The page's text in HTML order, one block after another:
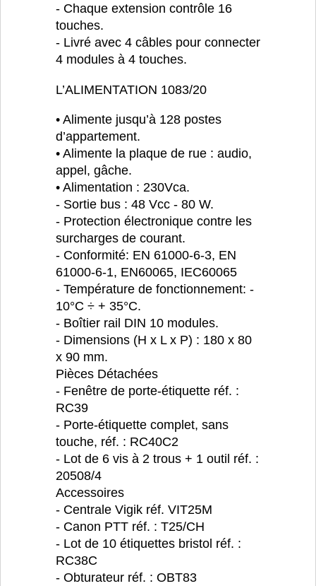
- Chaque extension contrôle 16
touches.
- Livré avec 4 câbles pour connecter
4 modules à 4 touches.
L’ALIMENTATION 1083/20
• Alimente jusqu’à 128 postes
d’appartement.
• Alimente la plaque de rue : audio,
appel, gâche.
• Alimentation : 230Vca.
- Sortie bus : 48 Vcc - 80 W.
- Protection électronique contre les
surcharges de courant.
- Conformité: EN 61000-6-3, EN
61000-6-1, EN60065, IEC60065
- Température de fonctionnement: -
10°C ÷ + 35°C.
- Boîtier rail DIN 10 modules.
- Dimensions (H x L x P) : 180 x 80
x 90 mm.
Pièces Détachées
- Fenêtre de porte-étiquette réf. :
RC39
- Porte-étiquette complet, sans
touche, réf. : RC40C2
- Lot de 6 vis à 2 trous + 1 outil réf. :
20508/4
Accessoires
- Centrale Vigik réf. VIT25M
- Canon PTT réf. : T25/CH
- Lot de 10 étiquettes bristol réf. :
RC38C
- Obturateur réf. : OBT83